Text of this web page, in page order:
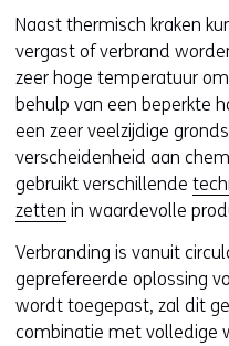
r
w
i
z
i
g
e
toegestaan
of
geweigerd.
Naast thermisch kraken
vergast of verbrand
zeer hoge temperatuur
behulp van een beperkte
een zeer veelzijdige
verscheidenheid aan
gebruikt verschillende
zetten in waardevolle
Verbranding is vanuit
geprefereerde oplossing
wordt toegepast, zal dit
combinatie met volledige